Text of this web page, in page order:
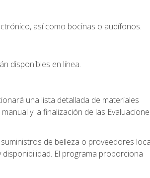
así como bocinas o audífonos.
disponibles en línea.
una lista detallada de materiales
y la finalización de las
de belleza o proveedores
El programa proporciona